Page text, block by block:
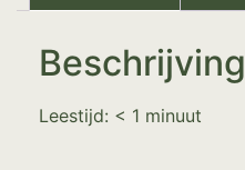
Beschrijving
Leestijd: < 1 minuut